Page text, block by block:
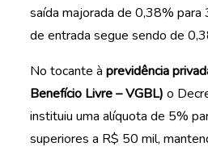
saída majorada de 0,38%
de entrada segue sendo de
No tocante àprevidência
Benefício Livre – VGBL)o
instituiu uma alíquota de 5%
superiores a R$ 50 mil,